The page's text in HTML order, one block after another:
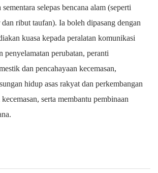
selepas bencana alam (seperti
ribut taufan). Ia boleh dipasang dengan
kuasa kepada peralatan komunikasi
penyelamatan perubatan, peranti
dan pencahayaan kecemasan,
hidup asas rakyat dan perkembangan
serta membantu pembinaan